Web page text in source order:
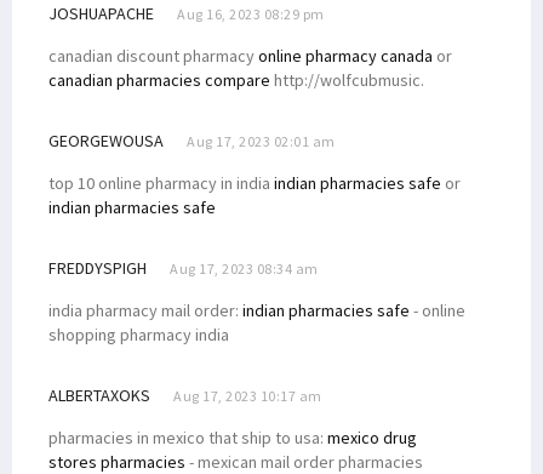
JOSHUAPACHE Aug 16, 2023 08:29 pm
canadian discount pharmacyonline pharmacy canada or
canadian pharmacies compare http://wolfcubmusic.
GEORGEWOUSA Aug 17, 2023 02:01 am
top 10 online pharmacy in india indian pharmacies safe or
indian pharmacies safe
FREDDYSPIGH Aug 17, 2023 08:34 am
india pharmacy mail order: indian pharmacies safe - online
shopping pharmacy india
ALBERTAXOKS Aug 17, 2023 10:17 am
pharmacies in mexico that ship to usa: mexico drug
stores pharmacies - mexican mail order pharmacies